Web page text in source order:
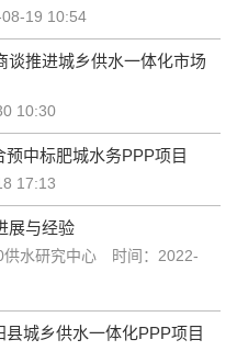
19 10:54
谈推进城乡供水一体化市场
10:30
中标肥城水务PPP项目
17:13
展与经验
水研究中心
时间：2022-
城乡供水一体化PPP项目